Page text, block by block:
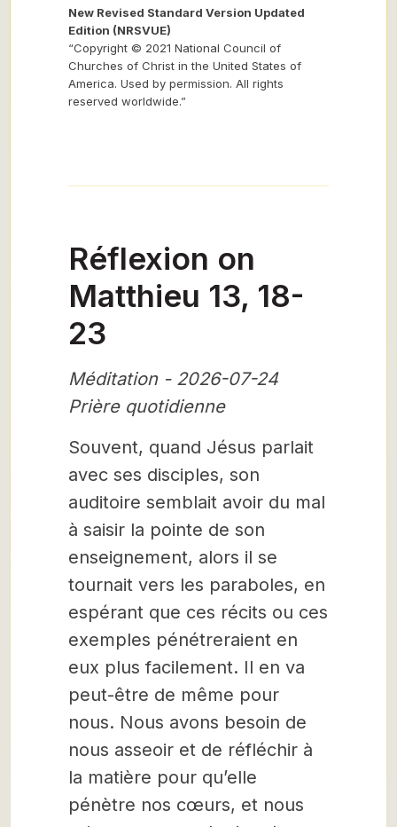
New Revised Standard Version Updated
Edition (NRSVUE)
“Copyright © 2021 National Council of
Churches of Christ in the United States of
America. Used by permission. All rights
reserved worldwide.”
Réflexion on
Matthieu 13, 18-
23
Méditation - 2026-07-24
Prière quotidienne
Souvent, quand Jésus parlait
avec ses disciples, son
auditoire semblait avoir du mal
à saisir la pointe de son
enseignement, alors il se
tournait vers les paraboles, en
espérant que ces récits ou ces
exemples pénétreraient en
eux plus facilement. Il en va
peut-être de même pour
nous. Nous avons besoin de
nous asseoir et de réfléchir à
la matière pour qu’elle
pénètre nos cœurs, et nous